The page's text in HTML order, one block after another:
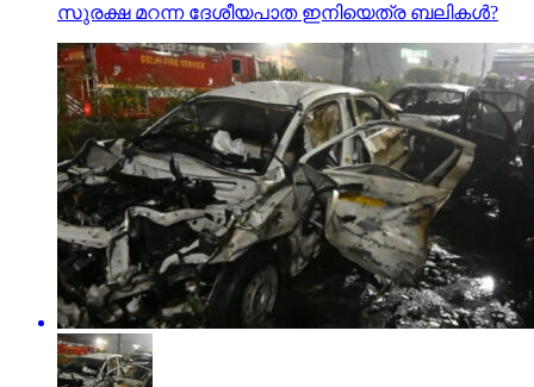
സുരക്ഷ മറന്ന ദേശീയപാത ഇനിയെത്ര ബലികള്‍?